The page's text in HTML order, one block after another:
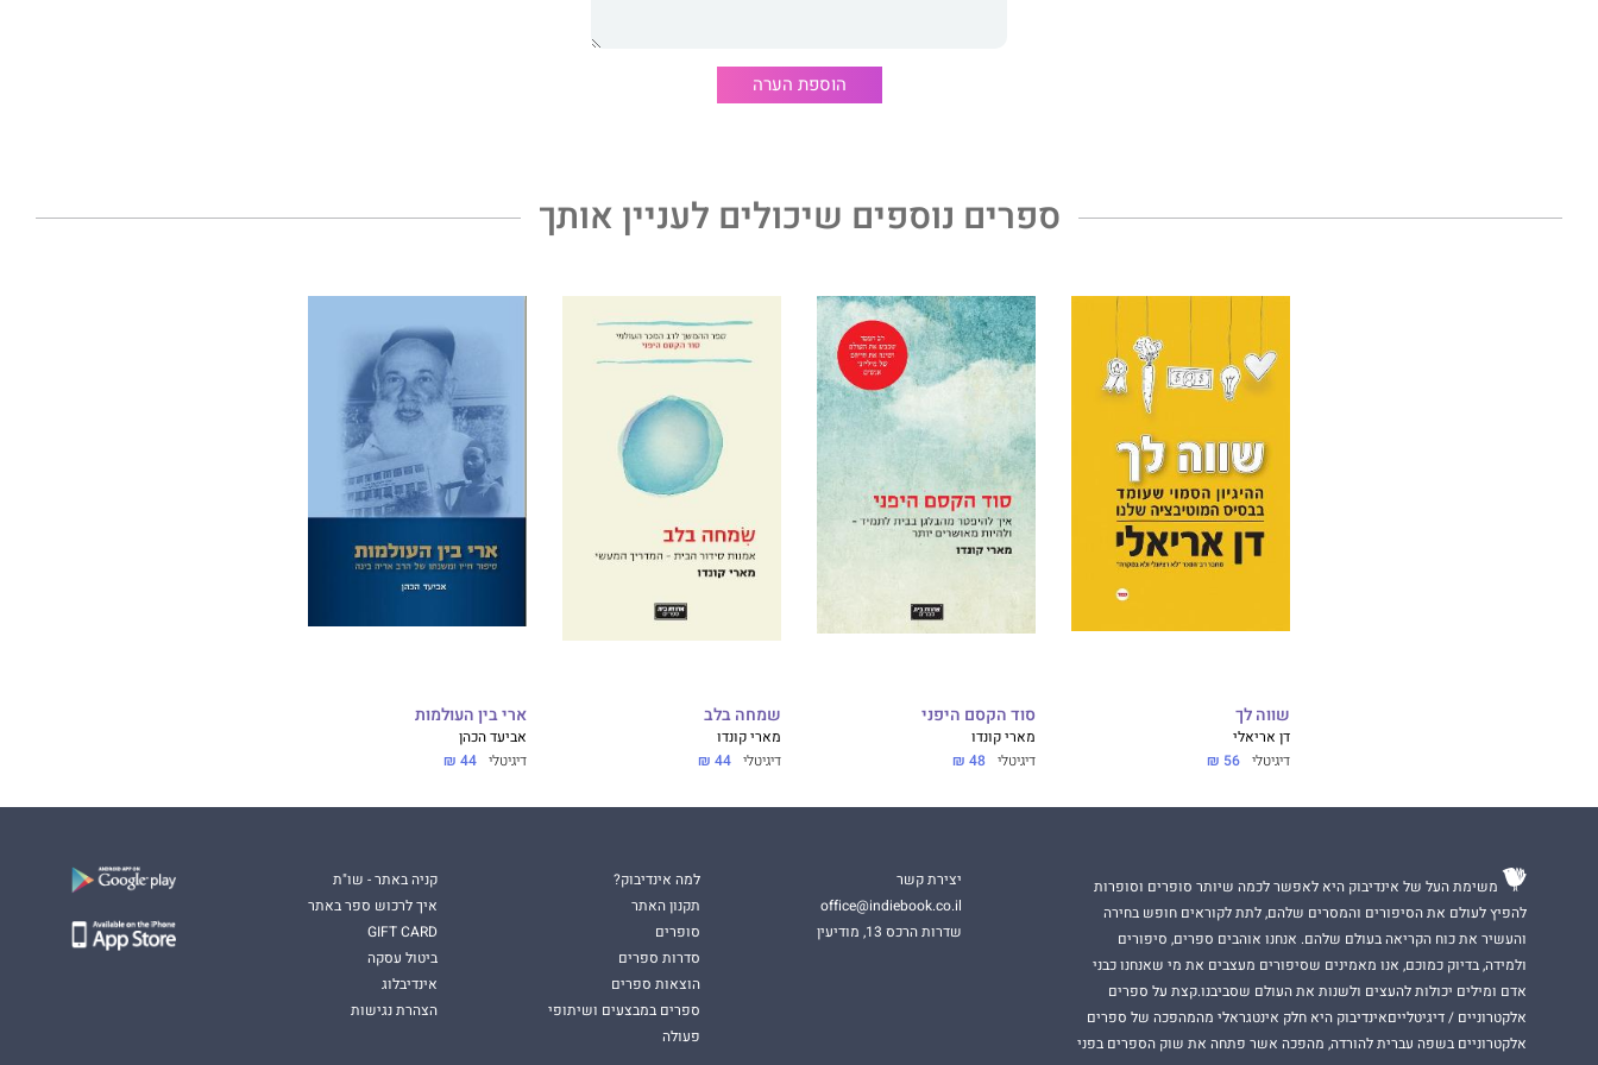
הוספת הערה
ספרים נוספים שיכולים לעניין אותך
שווה לך
דן אריאלי
דיגיטלי 56 ₪
סוד הקסם היפני
מארי קונדו
דיגיטלי 48 ₪
שמחה בלב
מארי קונדו
דיגיטלי 44 ₪
ארי בין העולמות
אביעד הכהן
דיגיטלי 44 ₪
משימת העל של אינדיבוק היא לאפשר לכמה שיותר סופרים וסופרות
להפיץ לעולם את הסיפורים והמסרים שלהם, לתת לקוראים חופש בחירה
והעשיר את כוח הקריאה בעולם שלהם. אנחנו אוהבים ספרים, סיפורים
ולמידה, בדיוק כמוכם, אנו מאמינים שסיפורים מעצבים את מי שאנחנו כבני
אדם ומילים יכולות להעצים ולשנות את העולם שסביבנו.קצת על ספרים
אלקטרוניים / דיגיטלייםאינדיבוק היא חלק אינטגראלי מהמהפכה של ספרים
אלקטרוניים בשפה עברית להורדה, מהפכה אשר פתחה את שוק הספרים בפני
יצירת קשר
office@indiebook.co.il
שדרות הרכס 13, מודיעין
למה אינדיבוק?
תקנון האתר
סופרים
סדרות ספרים
הוצאות ספרים
ספרים במבצעים ושיתופי
פעולה
קניה באתר - שו"ת
איך לרכוש ספר באתר
GIFT CARD
ביטול עסקה
אינדיבלוג
הצהרת נגישות